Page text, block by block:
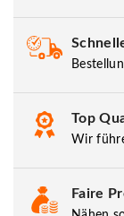
Top
Wir
Faire